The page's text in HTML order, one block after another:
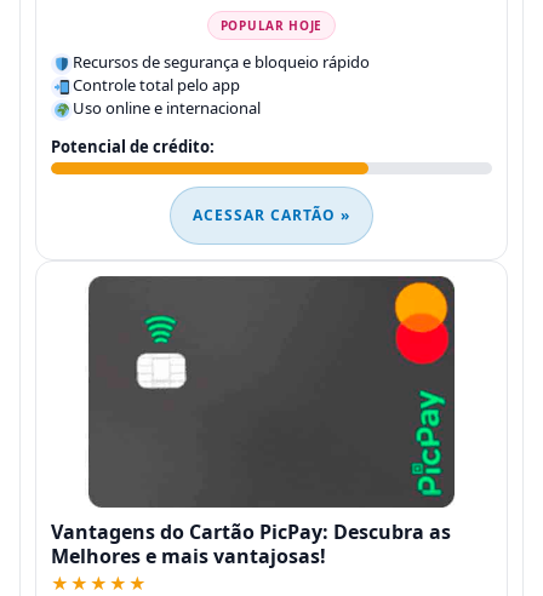
POPULAR HOJE
Recursos de segurança e bloqueio rápido
Controle total pelo app
Uso online e internacional
Potencial de crédito:
ACESSAR CARTÃO »
Vantagens do Cartão PicPay: Descubra as
Melhores e mais vantajosas!
★★★★★